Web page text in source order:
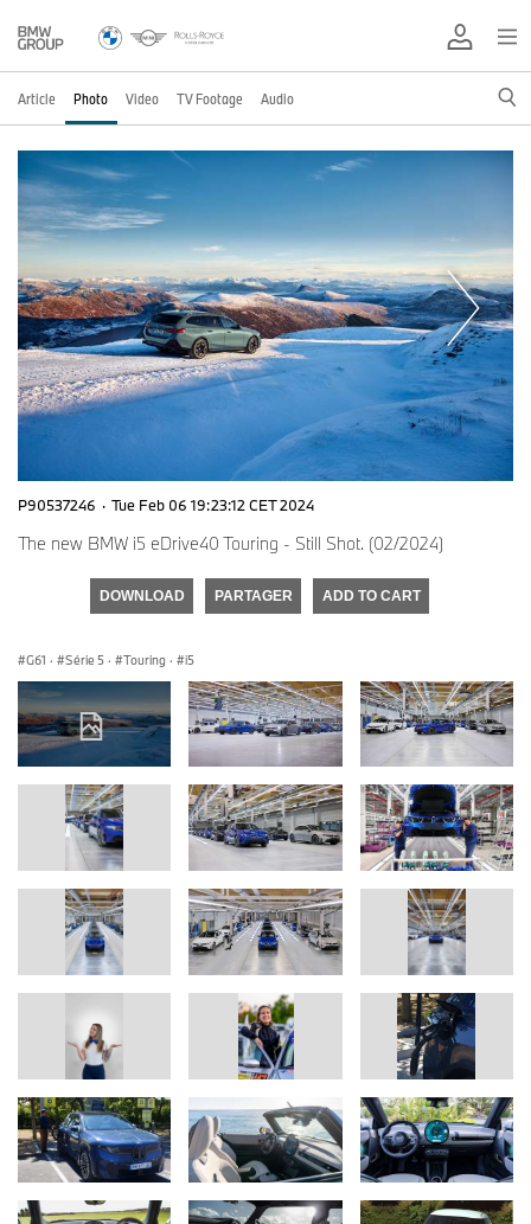
Article Photo Video TV Footage Audio
P90537246 · Tue Feb 06 19:23:12 CET 2024
The new BMW i5 eDrive40 Touring - Still Shot. (02/2024)
DOWNLOAD PARTAGER ADD TO CART
G61 · Série 5 · Touring · i5